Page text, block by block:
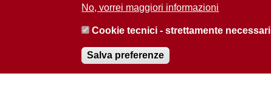
Amministrazione trasparente
Privacy policy
No, vorrei maggiori informazioni
Cookie tecnici - strettamente necessari
Salva preferenze